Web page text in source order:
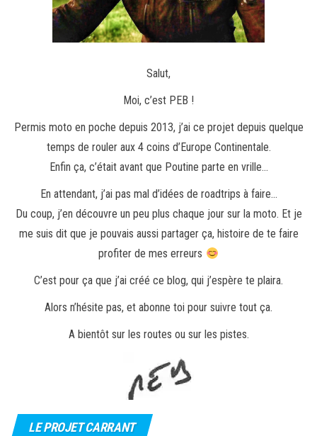
Salut,
Moi, c’est PEB !
Permis moto en poche depuis 2013, j’ai ce projet depuis quelque
temps de rouler aux 4 coins d’Europe Continentale.
Enfin ça, c’était avant que Poutine parte en vrille…
En attendant, j’ai pas mal d’idées de roadtrips à faire…
Du coup, j’en découvre un peu plus chaque jour sur la moto. Et je
me suis dit que je pouvais aussi partager ça, histoire de te faire
profiter de mes erreurs
C’est pour ça que j’ai créé ce blog, qui j’espère te plaira.
Alors n’hésite pas, et abonne toi pour suivre tout ça.
A bientôt sur les routes ou sur les pistes.
LE PROJET CARRANT